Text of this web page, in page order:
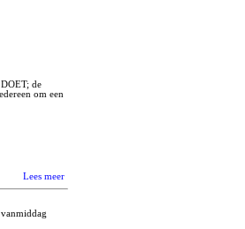
de
om een
Lees meer